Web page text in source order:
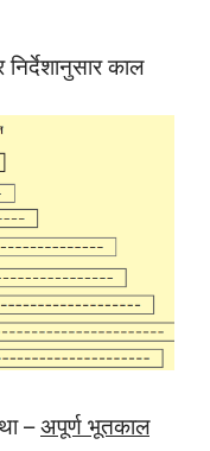
काल
–अपूर्ण भूतकाल